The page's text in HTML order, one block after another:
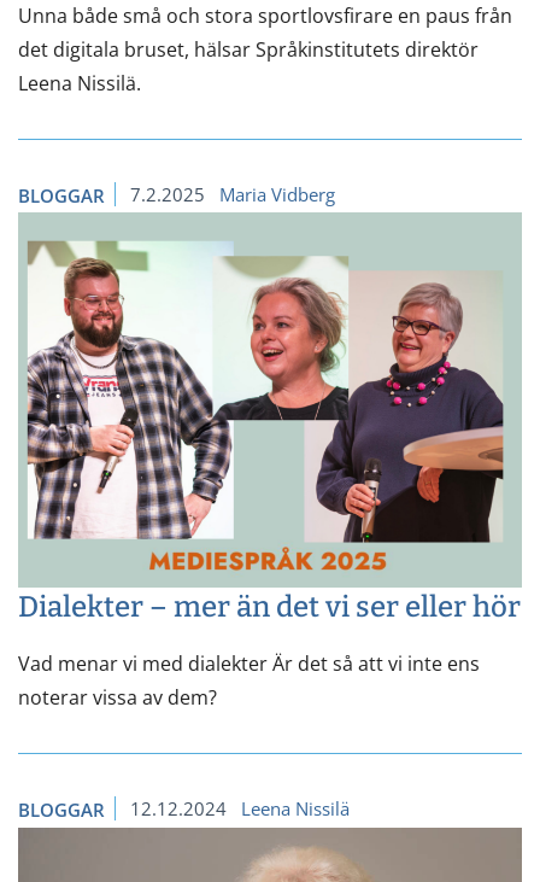
Unna både små och stora sportlovsfirare en paus från
det digitala bruset, hälsar Språkinstitutets direktör
Leena Nissilä.
BLOGGAR 7.2.2025 Maria Vidberg
Dialekter – mer än det vi ser eller hör
Vad menar vi med dialekter Är det så att vi inte ens
noterar vissa av dem?
BLOGGAR 12.12.2024 Leena Nissilä